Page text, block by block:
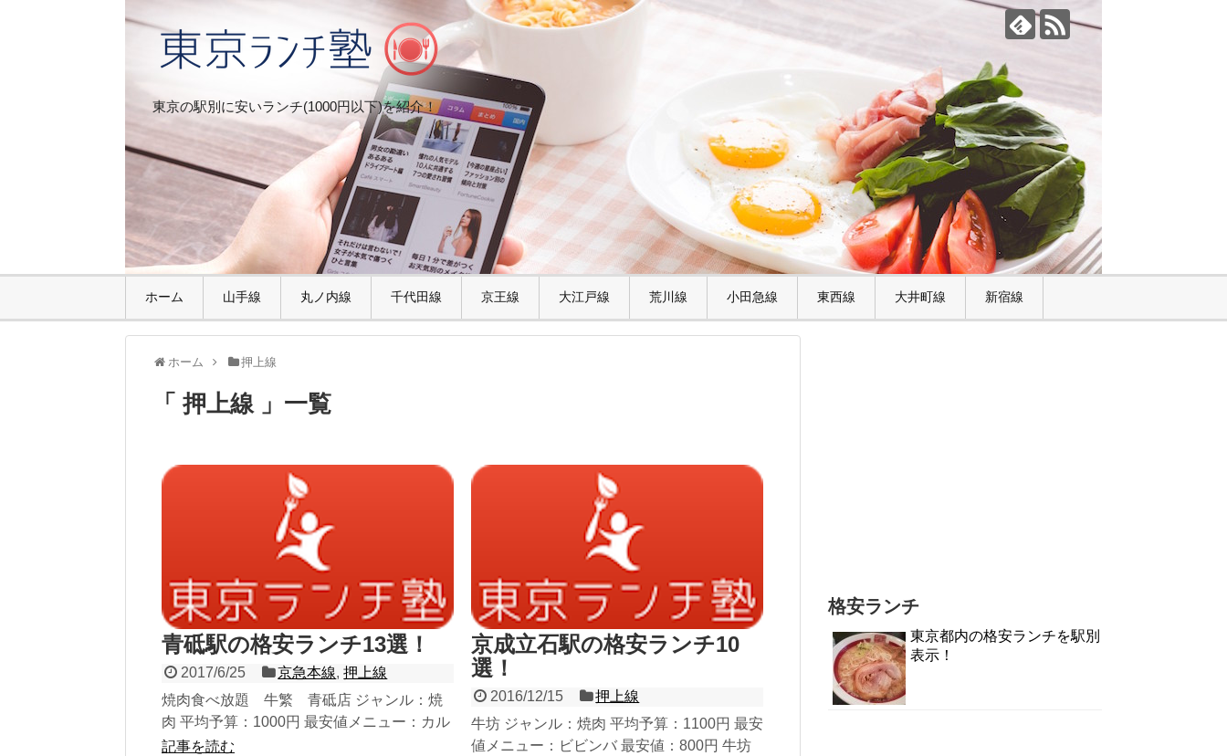
東京の駅別に安いランチ(1000円以下)を紹介！
ホーム 山手線 丸ノ内線 千代田線 京王線 大江戸線 荒川線 小田急線 東西線 大井町線 新宿線
ホーム 押上線
「 押上線 」一覧
青砥駅の格安ランチ13選！
2017/6/25 京急本線,押上線
焼肉食べ放題 牛繁 青砥店 ジャンル：焼
肉 平均予算：1000円 最安値メニュー：カル
ビ焼肉定食（並）、鶏豚の味噌焼肉定食
記事を読む
京成立石駅の格安ランチ10
選！
2016/12/15
押上線
牛坊 ジャンル：焼肉 平均予算：1100円 最安
値メニュー：ビビンバ 最安値：800円 牛坊
格安ランチ
東京都内の格安ランチを駅別
表示！